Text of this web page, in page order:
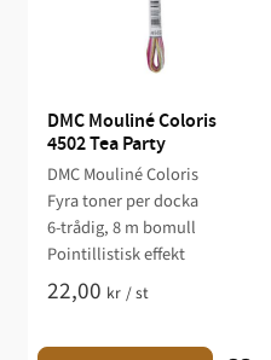
DMC Mouliné Coloris
4502 Tea Party
DMC Mouliné Coloris
Fyra toner per docka
6-trådig, 8 m bomull
Pointillistisk effekt
22,00 kr /st